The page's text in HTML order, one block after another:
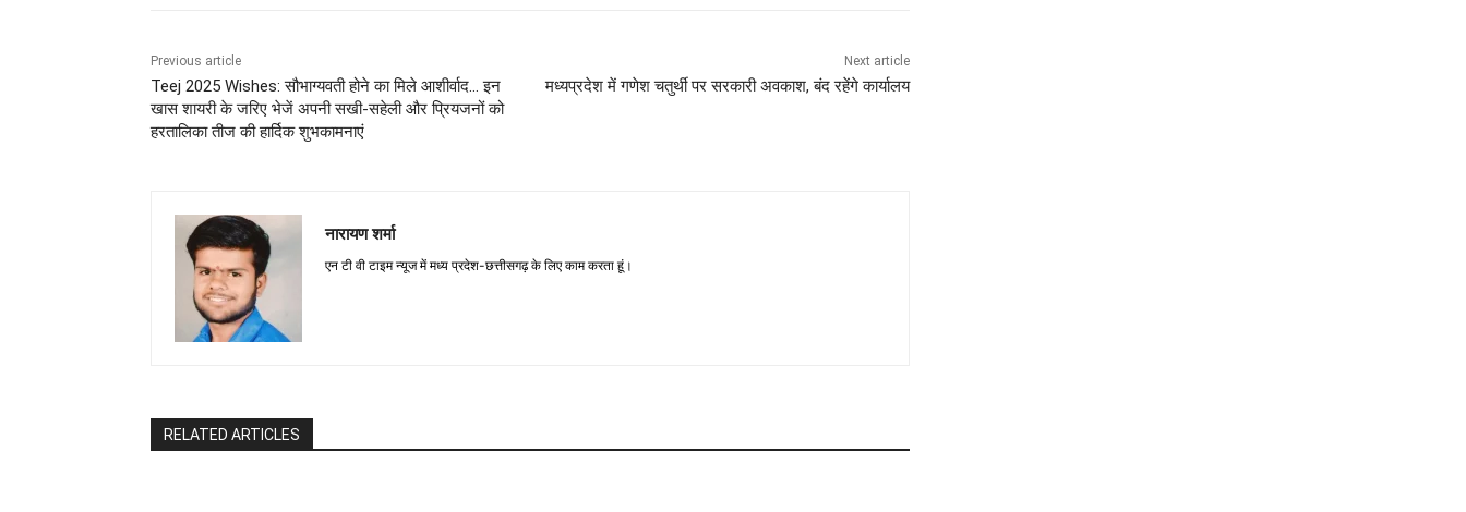
Previous article
Teej 2025 Wishes: सौभाग्यवती होने का मिले आशीर्वाद… इन
खास शायरी के जरिए भेजें अपनी सखी-सहेली और प्रियजनों को
हरतालिका तीज की हार्दिक शुभकामनाएं
Next article
मध्यप्रदेश में गणेश चतुर्थी पर सरकारी अवकाश, बंद रहेंगे कार्यालय
नारायण शर्मा
एन टी वी टाइम न्यूज में मध्य प्रदेश-छत्तीसगढ़ के लिए काम करता हूं।
RELATED ARTICLES